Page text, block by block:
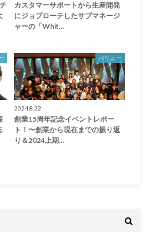
カスタマーサポートから生産開発
にジョブローテしたサブマネージ
ャーの「Whit…
バリュー
2024.8.22
創業15周年記念イベントレポー
ト！〜創業から現在までの振り返
り＆2024上期…